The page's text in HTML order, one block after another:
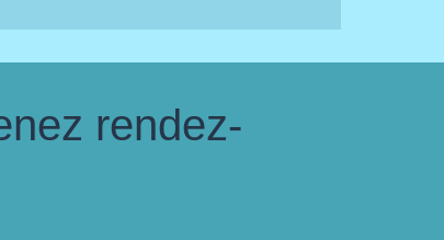
rendez-